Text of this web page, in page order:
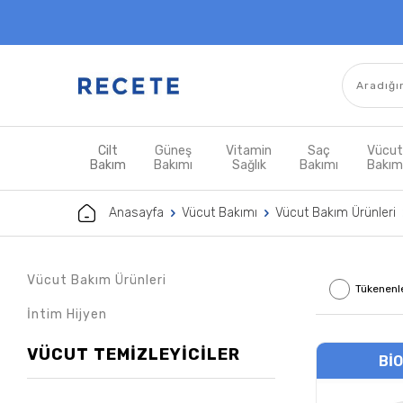
Cilt
Bakım
Güneş
Bakımı
Vitamin
Sağlık
Saç
Bakımı
Vücut
Bakım
Anasayfa Vücut Bakımı Vücut Bakım Ürünleri
Vücut Bakım Ürünleri
İntim Hijyen
VÜCUT TEMIZLEYICILER